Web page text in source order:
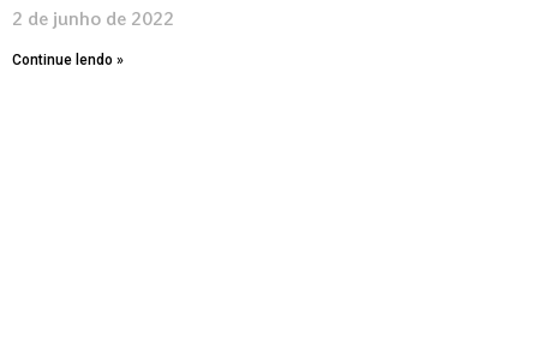
2 de junho de 2022
Continue lendo »